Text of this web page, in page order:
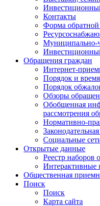
Контакты
Форма обратной
Муниципально-
Обращения граждан
Интернет-
Порядок и
Порядок
Обзоры
Обобщенная
рассмотрения
Нормативно-
Социальные
Открытые данные
Реестр наборов
Интерактивные
Общественная
Поиск
Поиск
Карта сайта